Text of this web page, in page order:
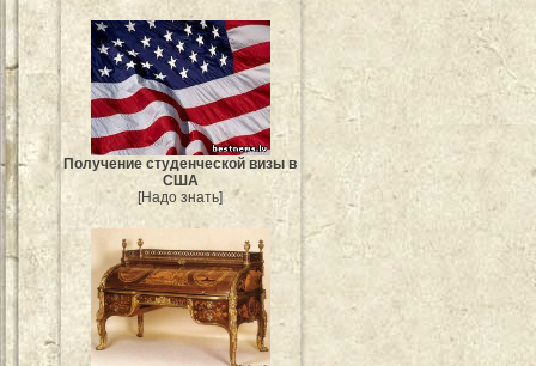
Получение студенческой визы в
США
[Надо знать]